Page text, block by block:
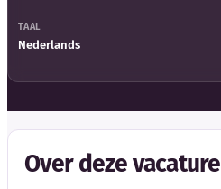
TAAL
Nederlands
Over deze vacature